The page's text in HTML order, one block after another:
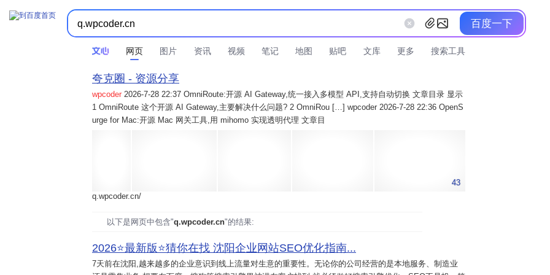
百度一下
网页 图片 资讯 视频 笔记 地图 贴吧 文库 更多 搜索工具
夸克圈 - 资源分享
wpcoder 2026-7-28 22:37 OmniRoute:开源 AI Gateway,统一接入多模型 API,支持自动切换 文章目录 显示
1 OmniRoute 这个开源 AI Gateway,主要解决什么问题? 2 OmniRou […] wpcoder 2026-7-28 22:36 OpenS
urge for Mac:开源 Mac 网关工具,用 mihomo 实现透明代理 文章目
43
q.wpcoder.cn/
以下是网页中包含"q.wpcoder.cn"的结果:
2026⭐️最新版⭐️猜你在找 沈阳企业网站SEO优化指南...
7天前在沈阳,越来越多的企业意识到线上流量对生意的重要性。无论你的公司经营的是本地服务、制造业